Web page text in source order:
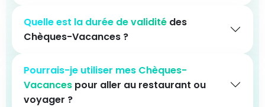
Quelle est la durée de validité des
Chèques-Vacances ?
Pourrais-je utiliser mes Chèques-
Vacances pour aller au restaurant ou
voyager ?